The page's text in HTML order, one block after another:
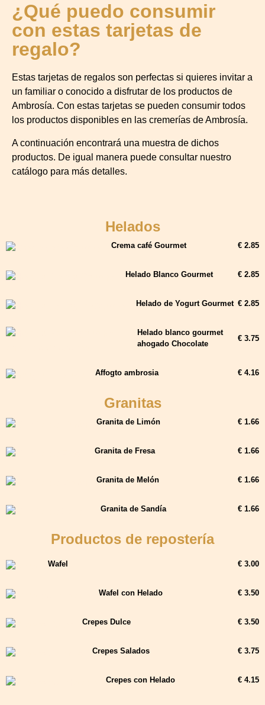
¿Qué puedo consumir
con estas tarjetas de
regalo?
Estas tarjetas de regalos son perfectas si quieres invitar a
un familiar o conocido a disfrutar de los productos de
Ambrosía. Con estas tarjetas se pueden consumir todos
los productos disponibles en las cremerías de Ambrosía.
A continuación encontrará una muestra de dichos
productos. De igual manera puede consultar nuestro
catálogo para más detalles.
Helados
Crema café Gourmet € 2.85
Helado Blanco Gourmet € 2.85
Helado de Yogurt Gourmet € 2.85
Helado blanco gourmet
ahogado Chocolate
€ 3.75
Affogto ambrosia € 4.16
Granitas
Granita de Limón € 1.66
Granita de Fresa € 1.66
Granita de Melón € 1.66
Granita de Sandía € 1.66
Productos de repostería
Wafel € 3.00
Wafel con Helado € 3.50
Crepes Dulce € 3.50
Crepes Salados € 3.75
Crepes con Helado € 4.15